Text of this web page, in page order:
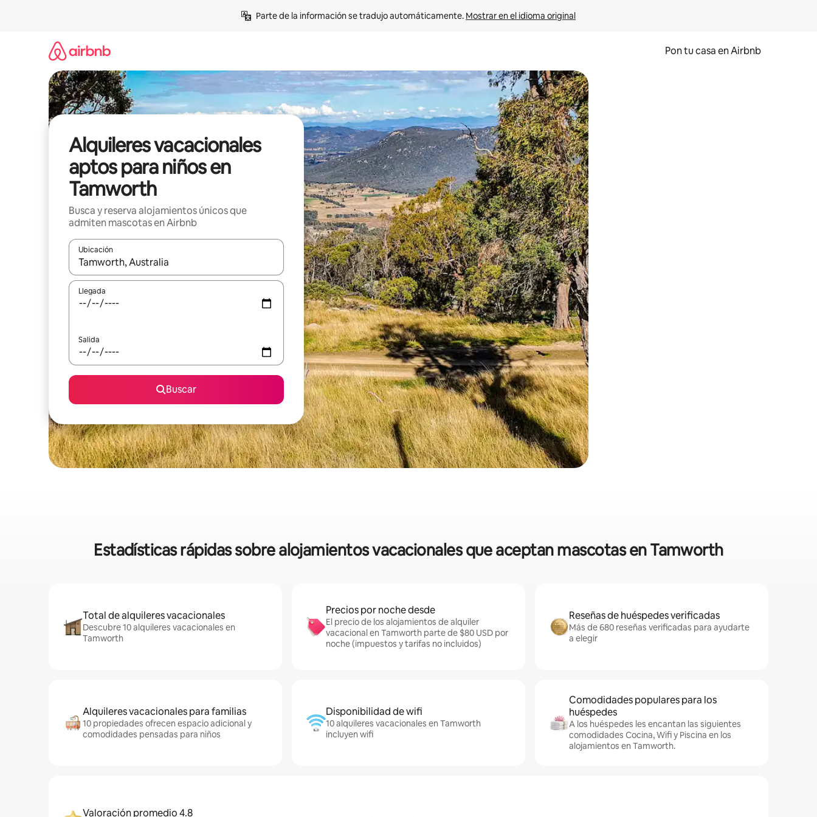
Parte de la información se tradujo automáticamente. Mostrar en el idioma original
Pon tu casa en Airbnb
Alquileres vacacionales
aptos para niños en
Tamworth
Busca y reserva alojamientos únicos que
admiten mascotas en Airbnb
Ubicación
Cuando los resultados estén disponibles, navega con las teclas de flecha hacia arriba y hacia abajo o explora con el tacto o desliza el dedo.
Llegada
Salida
Buscar
Estadísticas rápidas sobre alojamientos vacacionales que aceptan mascotas en Tamworth
Total de alquileres vacacionales
Descubre 10 alquileres vacacionales en
Tamworth
Precios por noche desde
El precio de los alojamientos de alquiler
vacacional en Tamworth parte de $80 USD por
noche (impuestos y tarifas no incluidos)
Reseñas de huéspedes verificadas
Más de 680 reseñas verificadas para ayudarte
a elegir
Alquileres vacacionales para familias
10 propiedades ofrecen espacio adicional y
comodidades pensadas para niños
Disponibilidad de wifi
10 alquileres vacacionales en Tamworth
incluyen wifi
Comodidades populares para los
huéspedes
A los huéspedes les encantan las siguientes
comodidades Cocina, Wifi y Piscina en los
alojamientos en Tamworth.
Valoración promedio 4.8